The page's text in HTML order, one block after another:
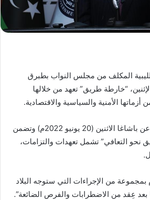
المكلف من مجلس النواب بطبرق
“خارطة طريق” تعهد من خلالها
الأمنية والسياسية والاقتصادية.
جاء ذلك في بيان صدر عن باشاغا الاثنين (20 يونيو 2022م) وتضمن
نحو التعافي” تشمل تعهدات والتزامات،
بمجموعة من الإجراءات التي ستوجه البلاد
بعد عِقد من الاضطرابات والفرص الضائعة”.